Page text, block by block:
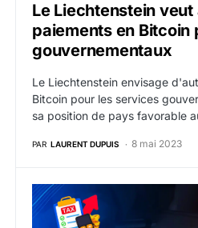
Le Liechtenstein
paiements en Bitcoin
gouvernementaux
Le Liechtenstein envisage
Bitcoin pour les services
sa position de pays favorable
PAR LAURENT DUPUIS 8 mai 2023
Fiscalité des airdrops en